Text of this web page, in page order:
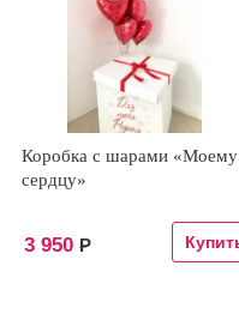
Коробка с шарами «Моему
сердцу»
3 950 Р